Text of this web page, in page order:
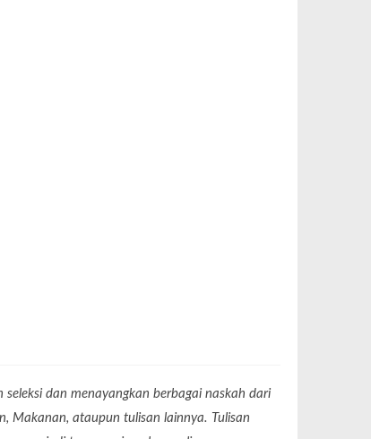
dan menayangkan berbagai naskah dari
Makanan, ataupun tulisan lainnya. Tulisan